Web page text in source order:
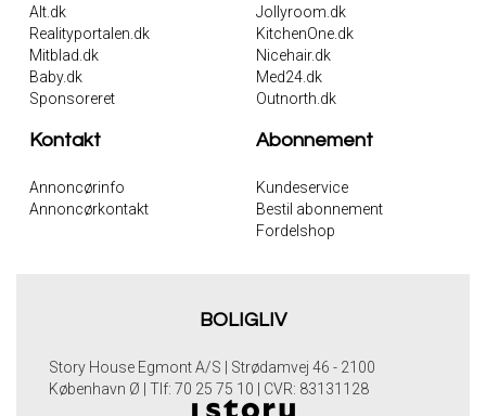
Alt.dk
Realityportalen.dk
Mitblad.dk
Baby.dk
Sponsoreret
Jollyroom.dk
KitchenOne.dk
Nicehair.dk
Med24.dk
Outnorth.dk
Kontakt
Annoncørinfo
Annoncørkontakt
Abonnement
Kundeservice
Bestil abonnement
Fordelshop
BOLIGLIV
Story House Egmont A/S | Strødamvej 46 - 2100
København Ø | Tlf: 70 25 75 10 | CVR: 83131128